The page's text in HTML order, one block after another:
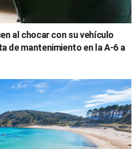
al chocar con su vehículo
de mantenimiento en la A-6 a